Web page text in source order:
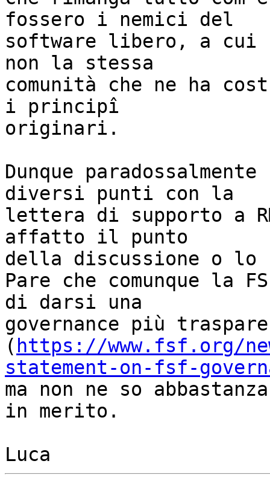
fossero i nemici del
software libero, a cui
non la stessa
comunità che ne ha
i principî
originari.
Dunque
diversi punti con la
lettera di supporto a
affatto il punto
della discussione o
Pare che comunque la
di darsi una
governance più
( https://www.fsf.org/
statement-on-fsf-
ma non ne so
in merito.